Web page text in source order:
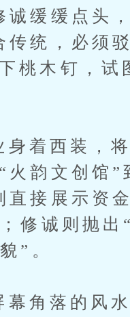
缓缓点头
统，必须
桃木钉，试
着西装，将
韵文创馆”
接展示资
修诚则抛出
”。
角落的风水